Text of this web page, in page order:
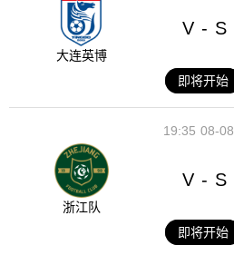
大连英博
V - S
即将开始
08-08
19:35
浙江队
V - S
即将开始